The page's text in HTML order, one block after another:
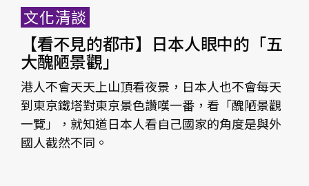
文化清談
【看不見的都市】日本人眼中的「五
大醜陋景觀」
港人不會天天上山頂看夜景，日本人也不會每天
到東京鐵塔對東京景色讚嘆一番，看「醜陋景觀
一覽」，就知道日本人看自己國家的角度是與外
國人截然不同。